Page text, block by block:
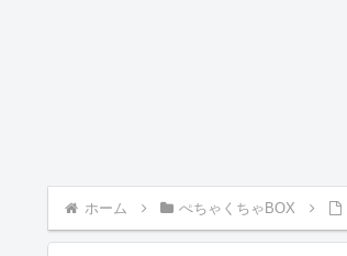
ホーム ぺちゃくちゃBOX